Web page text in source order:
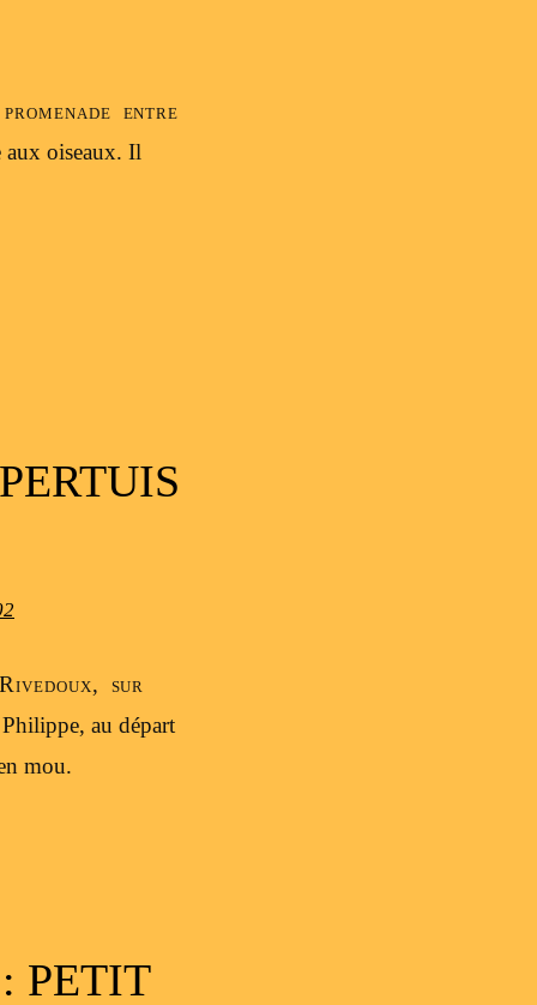
entre
aux oiseaux. Il
sur
au départ
mou.
PETIT